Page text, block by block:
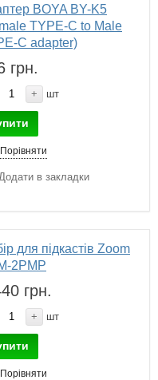
BOYA BY-K5
TYPE-C to Male
C adapter)
грн.
+ шт
Порівняти
Додати в закладки
для підкастів Zoom
2PMP
грн.
+ шт
Порівняти